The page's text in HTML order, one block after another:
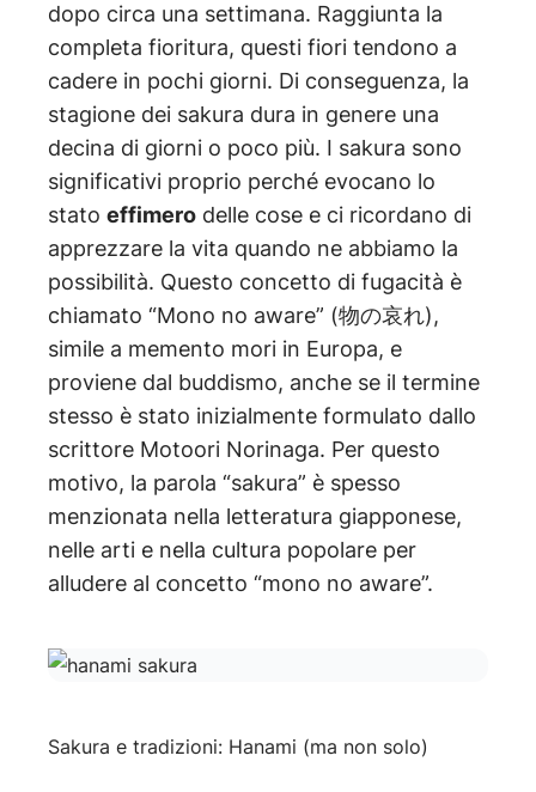
dopo circa una settimana. Raggiunta la
completa fioritura, questi fiori tendono a
cadere in pochi giorni. Di conseguenza, la
stagione dei sakura dura in genere una
decina di giorni o poco più. I sakura sono
significativi proprio perché evocano lo
stato effimero delle cose e ci ricordano di
apprezzare la vita quando ne abbiamo la
possibilità. Questo concetto di fugacità è
chiamato “Mono no aware” (物の哀れ),
simile a memento mori in Europa, e
proviene dal buddismo, anche se il termine
stesso è stato inizialmente formulato dallo
scrittore Motoori Norinaga. Per questo
motivo, la parola “sakura” è spesso
menzionata nella letteratura giapponese,
nelle arti e nella cultura popolare per
alludere al concetto “mono no aware”.
Sakura e tradizioni: Hanami (ma non solo)